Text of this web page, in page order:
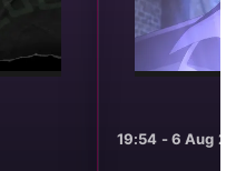
19:54 - 6 Aug